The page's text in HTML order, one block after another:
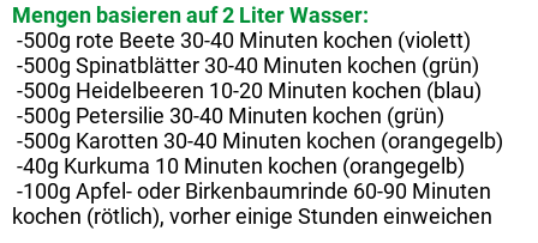
Mengen basieren auf 2 Liter Wasser:
-500g rote Beete 30-40 Minuten kochen (violett)
-500g Spinatblätter 30-40 Minuten kochen (grün)
-500g Heidelbeeren 10-20 Minuten kochen (blau)
-500g Petersilie 30-40 Minuten kochen (grün)
-500g Karotten 30-40 Minuten kochen (orangegelb)
-40g Kurkuma 10 Minuten kochen (orangegelb)
-100g Apfel- oder Birkenbaumrinde 60-90 Minuten
kochen (rötlich), vorher einige Stunden einweichen